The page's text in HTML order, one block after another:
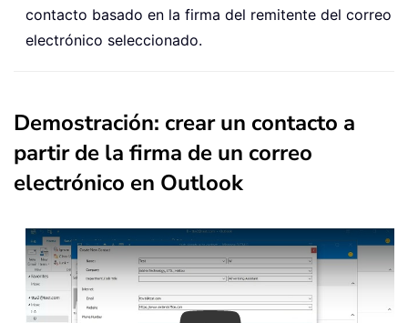
contacto basado en la firma del remitente del correo
electrónico seleccionado.
Demostración: crear un contacto a
partir de la firma de un correo
electrónico en Outlook